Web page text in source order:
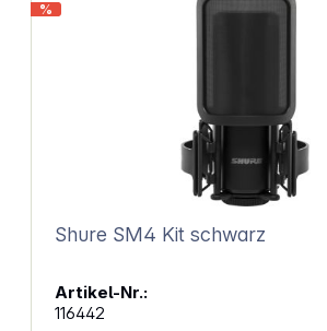
%
Shure SM4 Kit schwarz
Artikel-Nr.:
116442